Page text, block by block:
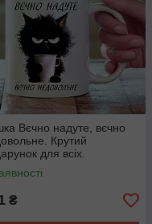
Вєчно надуте, вєчно
Крутий
для всіх.
₴